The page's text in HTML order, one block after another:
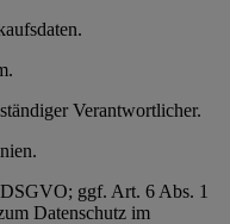
Verantwortlicher.
ggf. Art. 6 Abs. 1
Datenschutz im